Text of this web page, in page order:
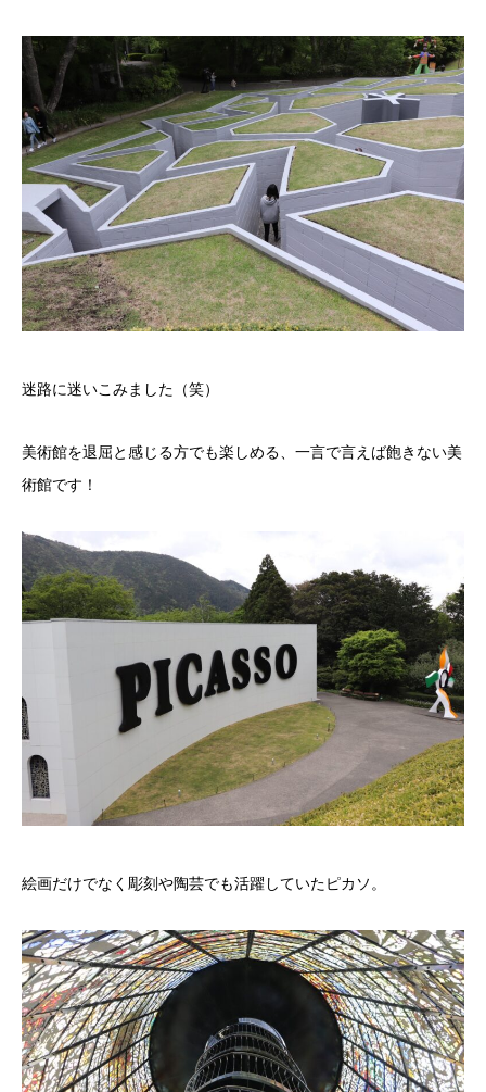
迷路に迷いこみました（笑）
美術館を退屈と感じる方でも楽しめる、一言で言えば飽きない美
術館です！
絵画だけでなく彫刻や陶芸でも活躍していたピカソ。